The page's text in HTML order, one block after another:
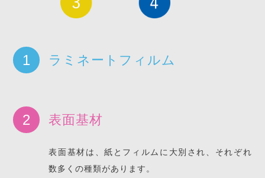
ラミネートフィルム
表面基材
表面基材は、紙とフィルムに大別され、それぞれ
数多くの種類があります。